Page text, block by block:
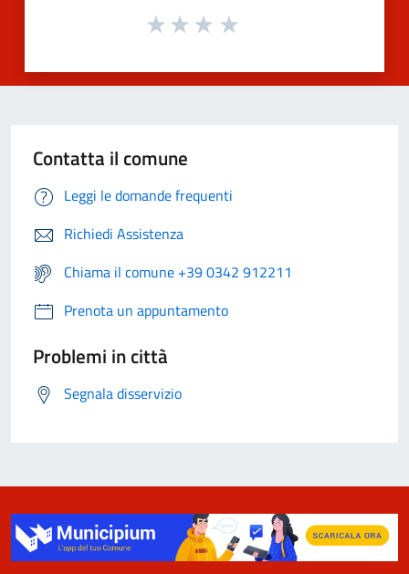
Contatta il comune
Leggi le domande frequenti
Richiedi Assistenza
Chiama il comune +39 0342 912211
Prenota un appuntamento
Problemi in città
Segnala disservizio